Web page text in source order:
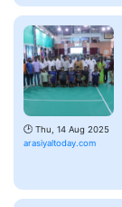
🕑 Thu, 14 Aug 2025
arasiyaltoday.com